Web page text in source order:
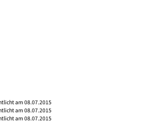
am 08.07.2015
am 08.07.2015
am 08.07.2015